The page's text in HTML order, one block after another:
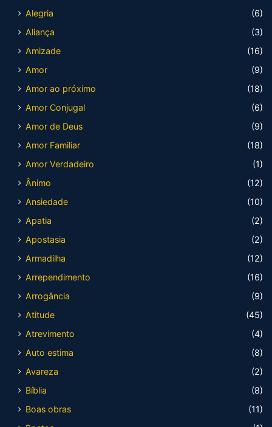
Alegria
(6)
Aliança
(3)
Amizade
(16)
Amor
(9)
Amor ao próximo
(18)
Amor Conjugal
(6)
Amor de Deus
(9)
Amor Familiar
(18)
Amor Verdadeiro
(1)
Ânimo
(12)
Ansiedade
(10)
Apatia
(2)
Apostasia
(2)
Armadilha
(12)
Arrependimento
(16)
Arrogância
(9)
Atitude
(45)
Atrevimento
(4)
Auto estima
(8)
Avareza
(2)
Bíblia
(8)
Boas obras
(11)